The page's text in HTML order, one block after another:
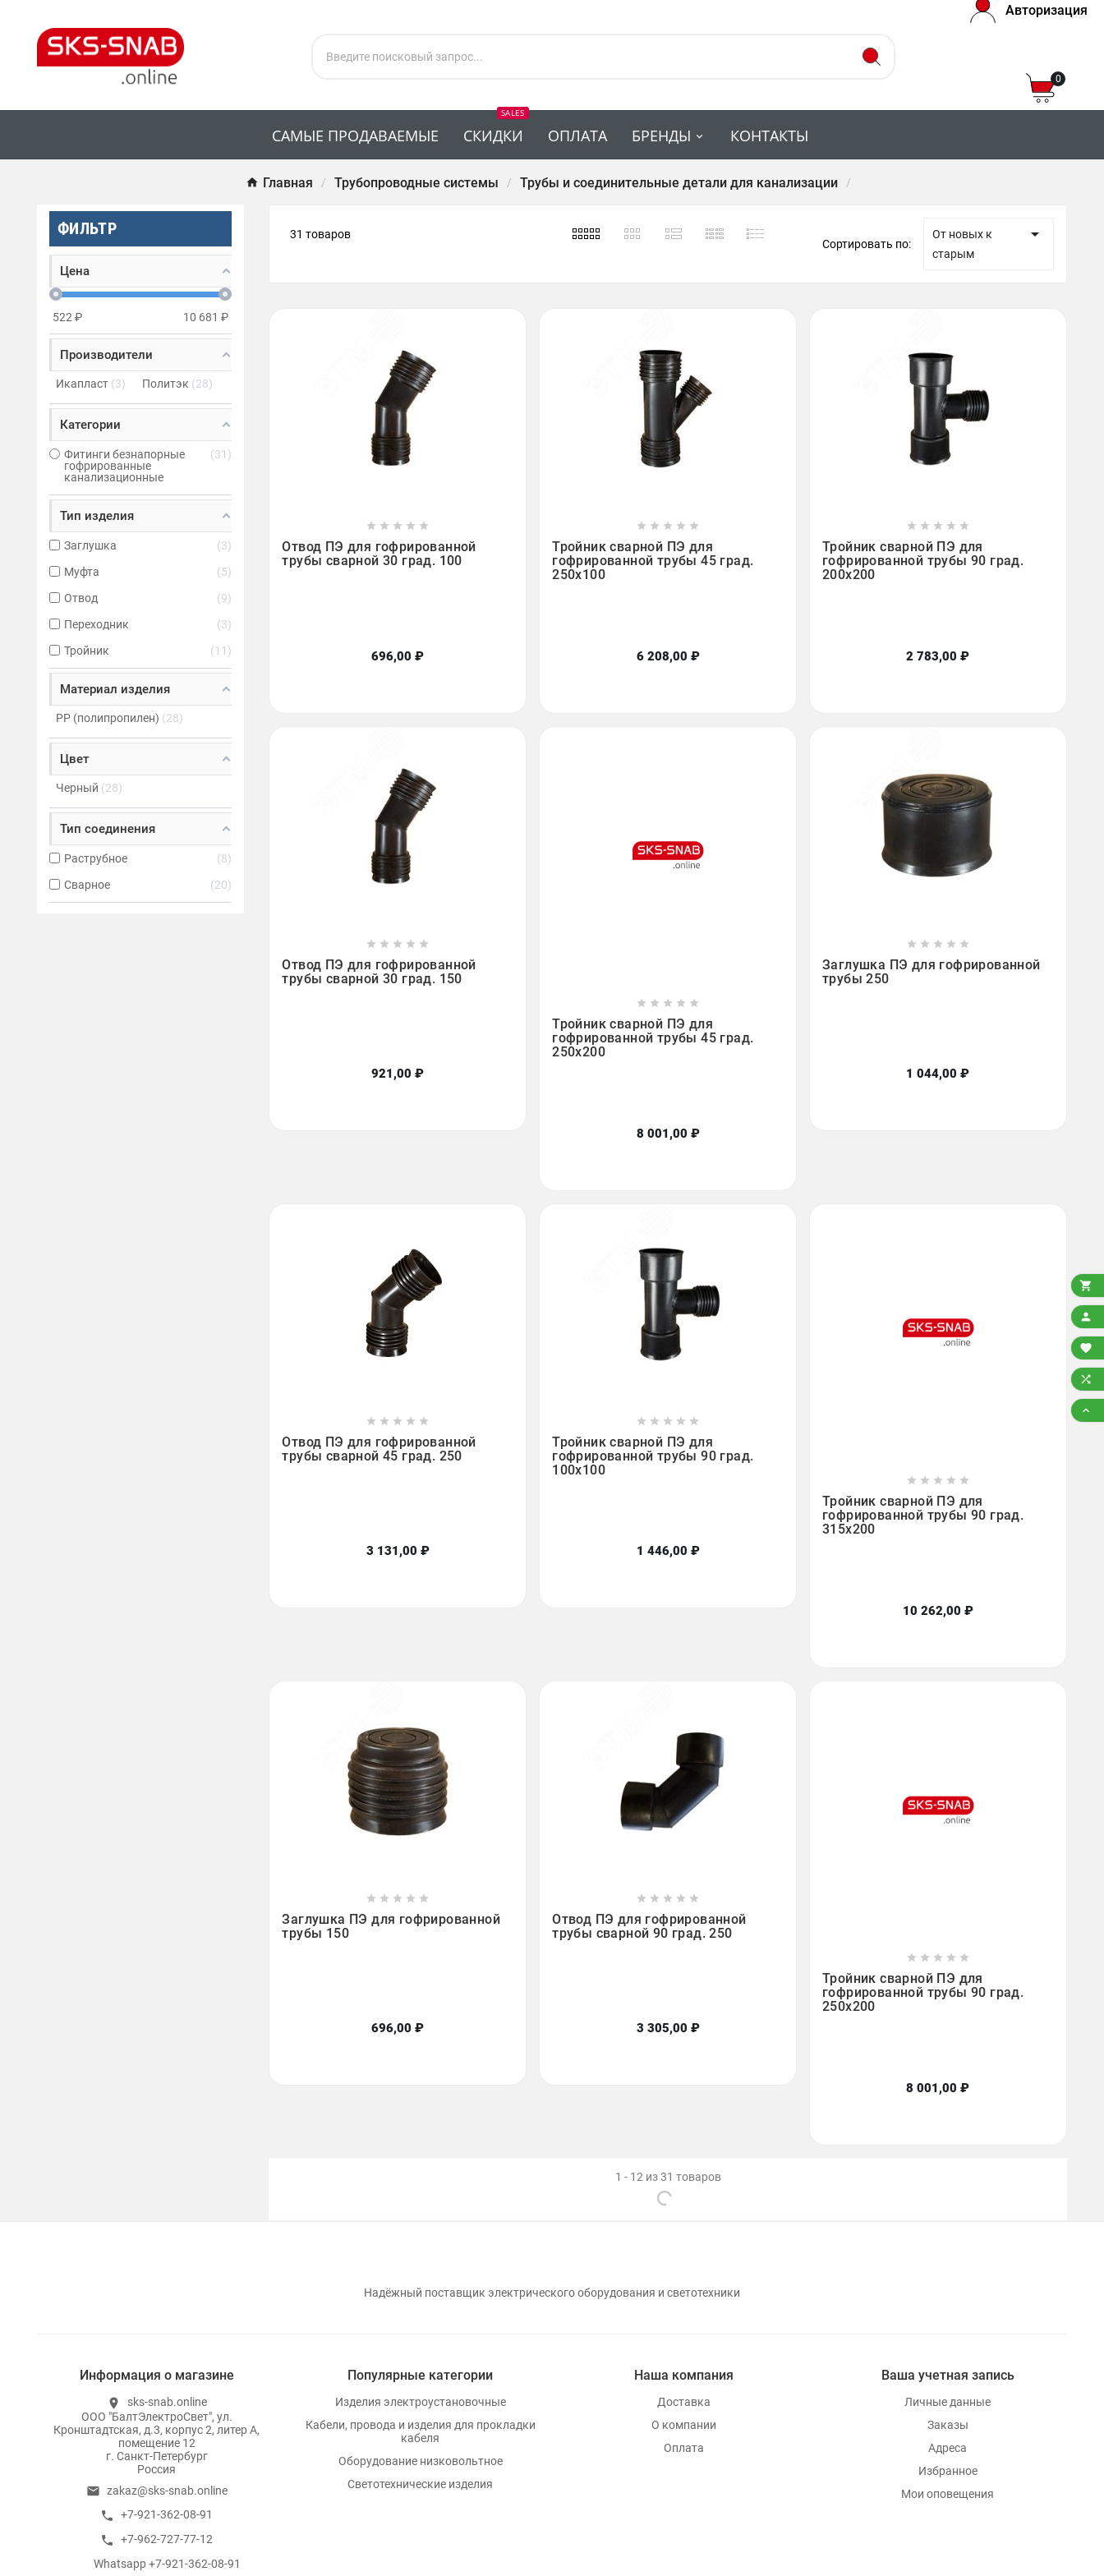
Авторизация
0
САМЫЕ ПРОДАВАЕМЫЕ СКИДКИ
SALES
ОПЛАТА БРЕНДЫ КОНТАКТЫ
Главная Трубопроводные системы Трубы и соединительные детали для канализации
ФИЛЬТР
Цена
522₽ 10 681 ₽
Производители
Икапласт 3 Политэк 28
Категории
Фитинги безнапорные
гофрированные
канализационные
31
Тип изделия
Заглушка
3
Муфта
5
Отвод
9
Переходник
3
Тройник
11
Материал изделия
PP (полипропилен) 28
Цвет
Черный 28
Тип соединения
Раструбное
8
Сварное
20
31 товаров
Сортировать по:
От новых к
старым

    
Отвод ПЭ для гофрированной
трубы сварной 30 град. 100
696,00 ₽
    
Тройник сварной ПЭ для
гофрированной трубы 45 град.
250х100
6 208,00 ₽
    
Тройник сварной ПЭ для
гофрированной трубы 90 град.
200х200
2 783,00 ₽
 
    
Отвод ПЭ для гофрированной
трубы сварной 30 град. 150
921,00 ₽
    
Тройник сварной ПЭ для
гофрированной трубы 45 град.
250х200
8 001,00 ₽
 
    
Заглушка ПЭ для гофрированной
трубы 250
1 044,00 ₽
 
    
Отвод ПЭ для гофрированной
трубы сварной 45 град. 250
3 131,00 ₽
 
    
Тройник сварной ПЭ для
гофрированной трубы 90 град.
100х100
1 446,00 ₽
    
Тройник сварной ПЭ для
гофрированной трубы 90 град.
315х200
10 262,00 ₽
 
    
Заглушка ПЭ для гофрированной
трубы 150
696,00 ₽
 
    
Отвод ПЭ для гофрированной
трубы сварной 90 град. 250
3 305,00 ₽
    
Тройник сварной ПЭ для
гофрированной трубы 90 град.
250х200
8 001,00 ₽
1 - 12 из 31 товаров
Надёжный поставщик электрического оборудования и светотехники
Информация о магазине
location_on
sks-snab.online
ООО "БалтЭлектроСвет", ул.
Кронштадтская, д.3, корпус 2, литер А,
помещение 12
г. Санкт-Петербург
Россия
email zakaz@sks-snab.online
call +7-921-362-08-91
call +7-962-727-77-12
whatsapp
Whatsapp +7-921-362-08-91
Популярные категории
Изделия электроустановочные
Кабели, провода и изделия для прокладки
кабеля
Оборудование низковольтное
Светотехнические изделия
Наша компания
Доставка
О компании
Оплата
Ваша учетная запись
Личные данные
Заказы
Адреса
Избранное
Мои оповещения




